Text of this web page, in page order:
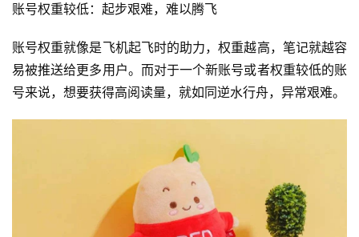
账号权重较低：起步艰难，难以腾飞
账号权重就像是飞机起飞时的助力，权重越高，笔记就越容
易被推送给更多用户。而对于一个新账号或者权重较低的账
号来说，想要获得高阅读量，就如同逆水行舟，异常艰难。